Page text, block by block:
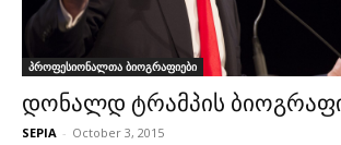
პროფესიონალთა ბიოგრაფიები
დონალდ ტრამპის
SEPIA - October 3, 2015